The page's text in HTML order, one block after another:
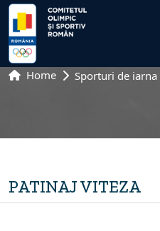
Home Sporturi de iarna
PATINAJ VITEZA